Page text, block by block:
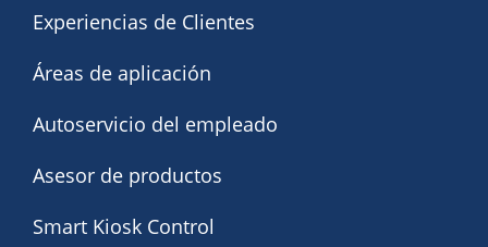
Experiencias de Clientes
Áreas de aplicación
Autoservicio del empleado
Asesor de productos
Smart Kiosk Control